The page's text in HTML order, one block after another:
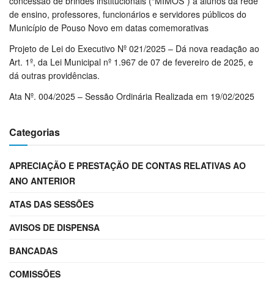
de ensino, professores, funcionários e servidores públicos do
Município de Pouso Novo em datas comemorativas
Projeto de Lei do Executivo Nº 021/2025 – Dá nova readação ao
Art. 1º, da Lei Municipal nº 1.967 de 07 de fevereiro de 2025, e
dá outras providências.
Ata Nº. 004/2025 – Sessão Ordinária Realizada em 19/02/2025
Categorias
APRECIAÇÃO E PRESTAÇÃO DE CONTAS RELATIVAS AO
ANO ANTERIOR
ATAS DAS SESSÕES
AVISOS DE DISPENSA
BANCADAS
COMISSÕES